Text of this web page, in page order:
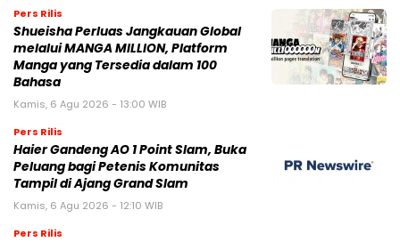
Pers Rilis
Shueisha Perluas Jangkauan Global
melalui MANGA MILLION, Platform
Manga yang Tersedia dalam 100
Bahasa
Kamis, 6 Agu 2026 - 13:00 WIB
Pers Rilis
Haier Gandeng AO 1 Point Slam, Buka
Peluang bagi Petenis Komunitas
Tampil di Ajang Grand Slam
Kamis, 6 Agu 2026 - 12:10 WIB
Pers Rilis